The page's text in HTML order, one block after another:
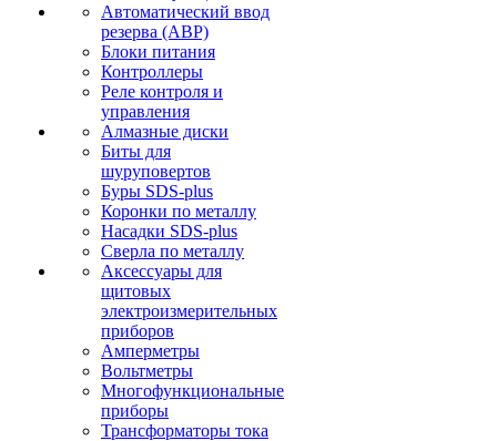
Автоматический ввод
резерва (АВР)
Блоки питания
Контроллеры
Реле контроля и
управления
Алмазные диски
Биты для
шуруповертов
Буры SDS-plus
Коронки по металлу
Насадки SDS-plus
Сверла по металлу
Аксессуары для
щитовых
электроизмерительных
приборов
Амперметры
Вольтметры
Многофункциональные
приборы
Трансформаторы тока